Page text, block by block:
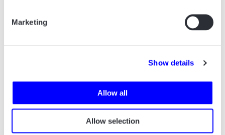
Marketing
Show details
Allow all
Allow selection